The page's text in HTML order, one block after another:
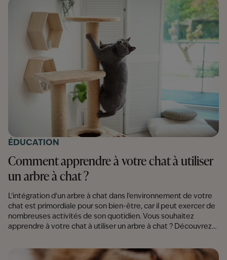
marcher calmement.
ÉDUCATION
Comment apprendre à votre chat à utiliser
un arbre à chat ?
L'intégration d'un arbre à chat dans l'environnement de votre
chat est primordiale pour son bien-être, car il peut exercer de
nombreuses activités de son quotidien. Vous souhaitez
apprendre à votre chat à utiliser un arbre à chat ? Découvrez